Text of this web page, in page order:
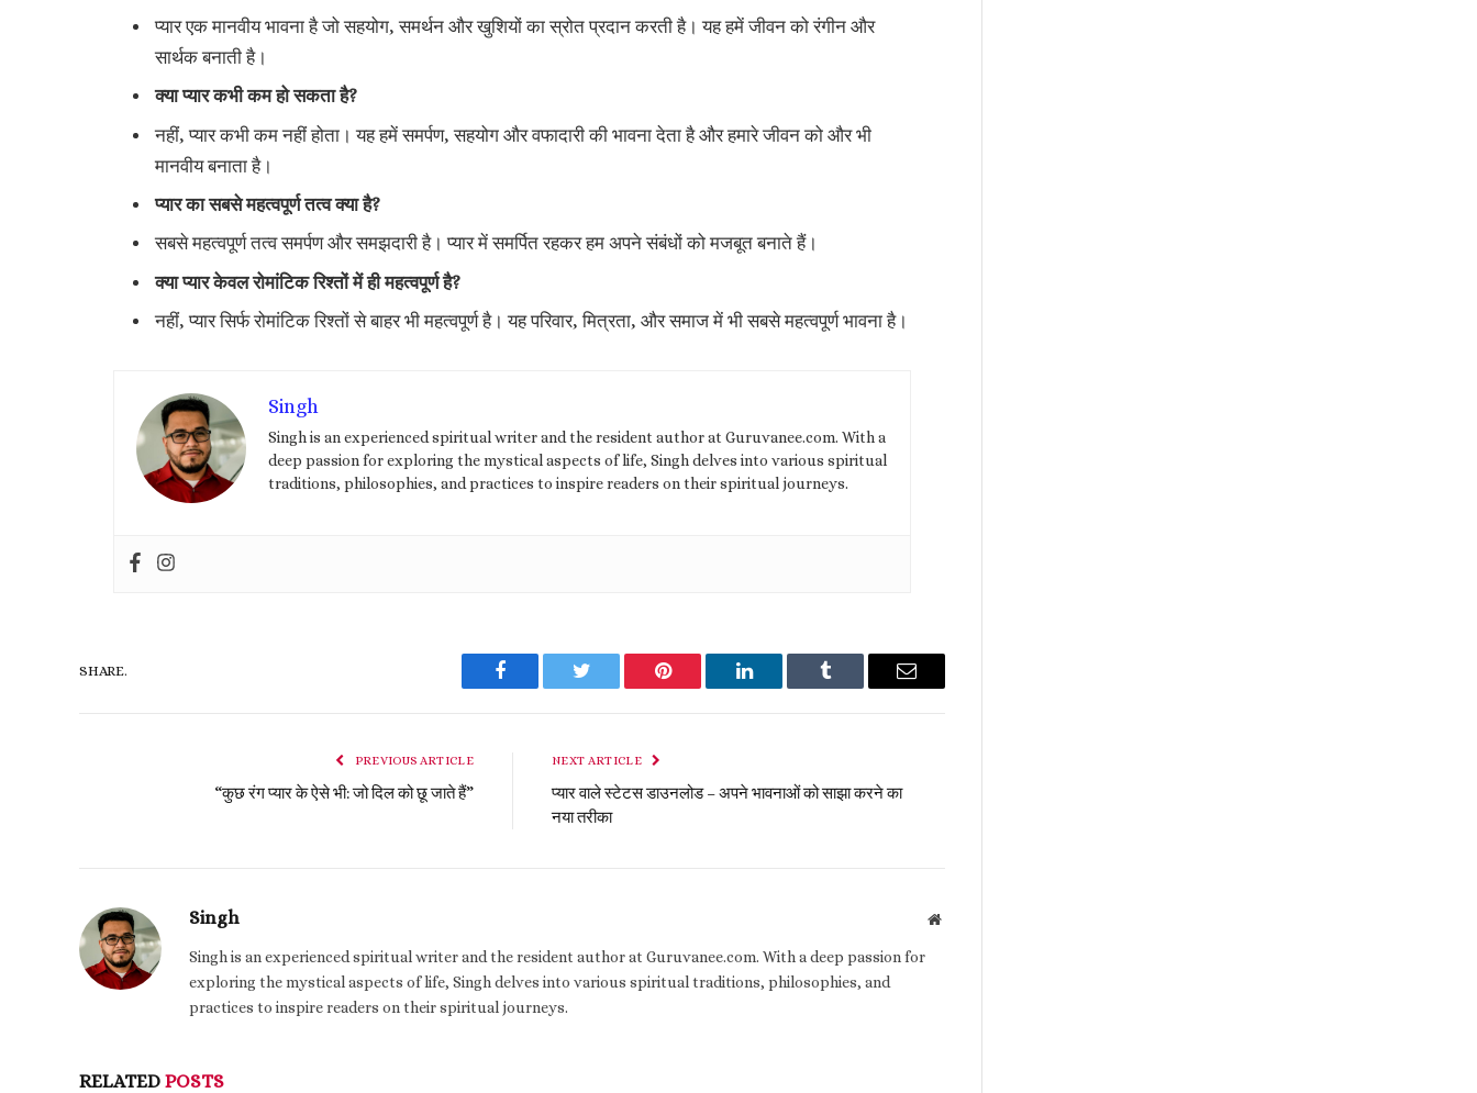
प्यार एक मानवीय भावना है जो सहयोग, समर्थन और खुशियों का स्रोत प्रदान करती है। यह हमें जीवन को रंगीन और
सार्थक बनाती है।
क्या प्यार कभी कम हो सकता है?
नहीं, प्यार कभी कम नहीं होता। यह हमें समर्पण, सहयोग और वफादारी की भावना देता है और हमारे जीवन को और भी
मानवीय बनाता है।
प्यार का सबसे महत्वपूर्ण तत्व क्या है?
सबसे महत्वपूर्ण तत्व समर्पण और समझदारी है। प्यार में समर्पित रहकर हम अपने संबंधों को मजबूत बनाते हैं।
क्या प्यार केवल रोमांटिक रिश्तों में ही महत्वपूर्ण है?
नहीं, प्यार सिर्फ रोमांटिक रिश्तों से बाहर भी महत्वपूर्ण है। यह परिवार, मित्रता, और समाज में भी सबसे महत्वपूर्ण भावना है।
Singh
Singh is an experienced spiritual writer and the resident author at Guruvanee.com. With a
deep passion for exploring the mystical aspects of life, Singh delves into various spiritual
traditions, philosophies, and practices to inspire readers on their spiritual journeys.
SHARE.
Facebook Twitter Pinterest LinkedIn Tumblr Email
PREVIOUS ARTICLE
“कुछ रंग प्यार के ऐसे भी: जो दिल को छू जाते हैं”
NEXT ARTICLE
प्यार वाले स्टेटस डाउनलोड – अपने भावनाओं को साझा करने का
नया तरीका
Singh Website
Singh is an experienced spiritual writer and the resident author at Guruvanee.com. With a deep passion for
exploring the mystical aspects of life, Singh delves into various spiritual traditions, philosophies, and
practices to inspire readers on their spiritual journeys.
RELATED POSTS